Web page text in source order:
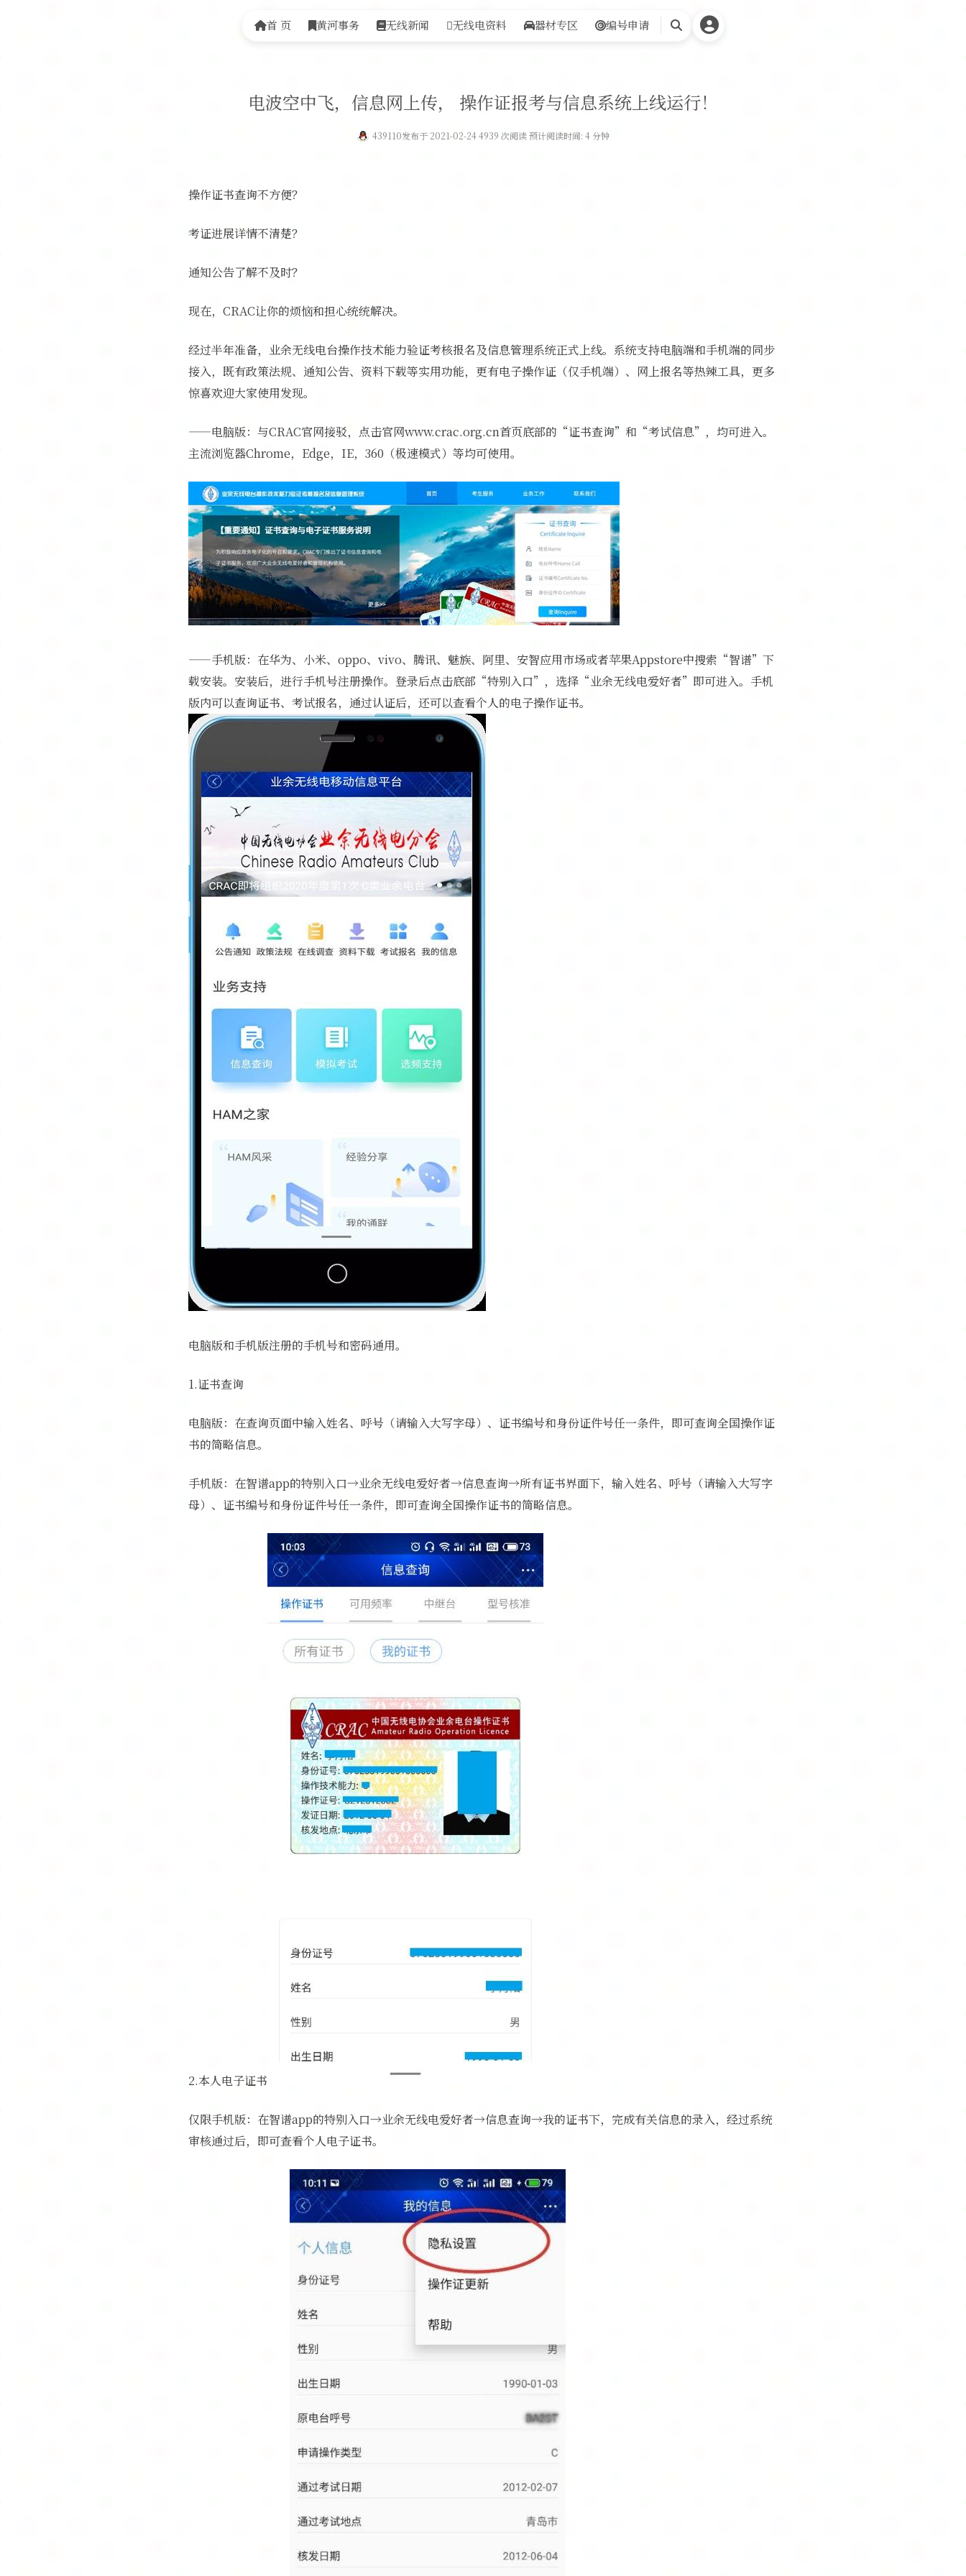
首 页 黄河事务 无线新闻 无线电资料 器材专区 编号申请
搜
电波空中飞，信息网上传， 操作证报考与信息系统上线运行！
439110发布于 2021-02-24 4939 次阅读 预计阅读时间: 4 分钟
操作证书查询不方便？
考证进展详情不清楚？
通知公告了解不及时？
现在，CRAC让你的烦恼和担心统统解决。
经过半年准备，业余无线电台操作技术能力验证考核报名及信息管理系统正式上线。系统支持电脑端和手机端的同步
接入，既有政策法规、通知公告、资料下载等实用功能，更有电子操作证（仅手机端）、网上报名等热辣工具，更多
惊喜欢迎大家使用发现。
——电脑版：与CRAC官网接驳，点击官网www.crac.org.cn首页底部的“证书查询”和“考试信息”，均可进入。
主流浏览器Chrome，Edge，IE，360（极速模式）等均可使用。
——手机版：在华为、小米、oppo、vivo、腾讯、魅族、阿里、安智应用市场或者苹果Appstore中搜索“智谱”下
载安装。安装后，进行手机号注册操作。登录后点击底部“特别入口”，选择“业余无线电爱好者”即可进入。手机
版内可以查询证书、考试报名，通过认证后，还可以查看个人的电子操作证书。
电脑版和手机版注册的手机号和密码通用。
1.证书查询
电脑版：在查询页面中输入姓名、呼号（请输入大写字母）、证书编号和身份证件号任一条件，即可查询全国操作证
书的简略信息。
手机版：在智谱app的特别入口→业余无线电爱好者→信息查询→所有证书界面下，输入姓名、呼号（请输入大写字
母）、证书编号和身份证件号任一条件，即可查询全国操作证书的简略信息。
2.本人电子证书
仅限手机版：在智谱app的特别入口→业余无线电爱好者→信息查询→我的证书下，完成有关信息的录入，经过系统
审核通过后，即可查看个人电子证书。